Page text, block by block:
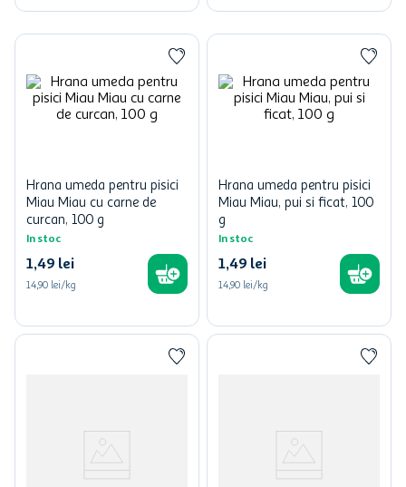
Hrana umeda pentru pisici
Miau Miau cu carne de
curcan, 100 g
In stoc
1,49 lei
14,90 lei/kg
Hrana umeda pentru pisici
Miau Miau, pui si ficat, 100
g
In stoc
1,49 lei
14,90 lei/kg